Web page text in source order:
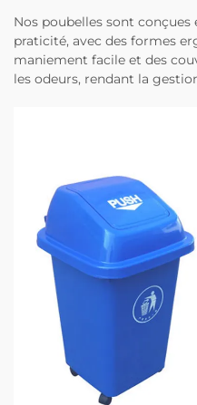
Nos poubelles sont
praticité, avec des formes
maniement facile et des
les odeurs, rendant la